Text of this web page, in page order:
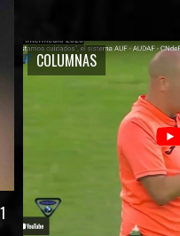
1
COLUMNAS